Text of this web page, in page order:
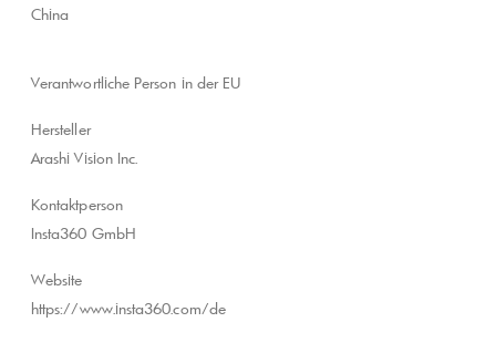
China
Verantwortliche Person in der EU
Hersteller
Arashi Vision Inc.
Kontaktperson
Insta360 GmbH
Website
https://www.insta360.com/de